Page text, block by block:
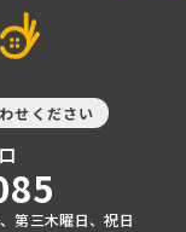
せください
第三木曜日、祝日